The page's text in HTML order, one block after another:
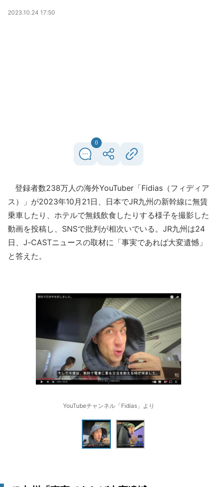
2023.10.24 17:50
0
登録者数238万人の海外YouTuber「Fidias（フィディア
ス）」が2023年10月21日、日本でJR九州の新幹線に無賃
乗車したり、ホテルで無銭飲食したりする様子を撮影した
動画を投稿し、SNSで批判が相次いでいる。JR九州は24
日、J-CASTニュースの取材に「事実であれば大変遺憾」
と答えた。
YouTubeチャンネル「Fidias」より